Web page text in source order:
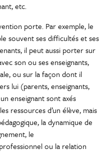
etc.
porte. Par exemple, le
souvent ses difficultés et ses
il peut aussi porter sur
son ou ses enseignants,
ou sur la façon dont il
lui (parents, enseignants,
enseignant sont axés
ressources d’un élève, mais
la dynamique de
le
ou la relation